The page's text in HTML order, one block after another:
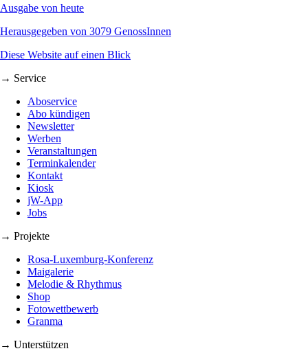
Ausgabe von heute
Herausgegeben von 3079 GenossInnen
Diese Website auf einen Blick
→ Service
Aboservice
Abo kündigen
Newsletter
Werben
Veranstaltungen
Terminkalender
Kontakt
Kiosk
jW-App
Jobs
→ Projekte
Rosa-Luxemburg-Konferenz
Maigalerie
Melodie & Rhythmus
Shop
Fotowettbewerb
Granma
→ Unterstützen